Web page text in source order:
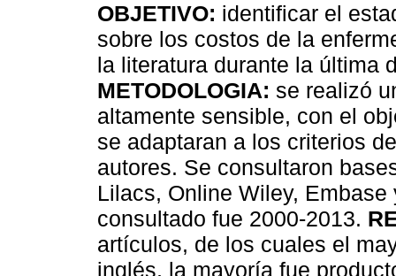
OBJETIVO: identificar el
sobre los costos de la
la literatura durante la última
METODOLOGIA: se realizó
altamente sensible, con el
se adaptaran a los criterios
autores. Se consultaron
Lilacs, Online Wiley,
consultado fue 2000-2013.
artículos, de los cuales el
inglés, la mayoría fue